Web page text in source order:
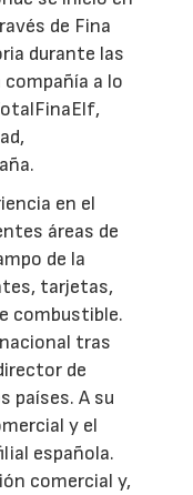
de Fina
durante las
a lo
en el
áreas de
de la
tarjetas,
combustible.
tras
de
países. A su
y el
española.
comercial y,